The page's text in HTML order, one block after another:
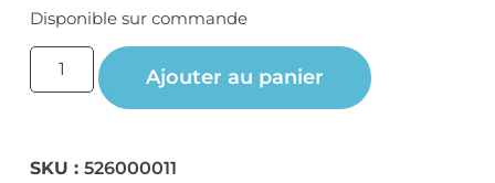
Disponible sur commande
Ajouter au panier
SKU : 526000011